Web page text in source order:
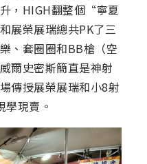
，HIGH翻整個“寧夏
展榮展瑞總共PK了三
、套圈圈和BB槍（空
爾史密斯簡直是神射
傳授展榮展瑞和小8射
現賣。